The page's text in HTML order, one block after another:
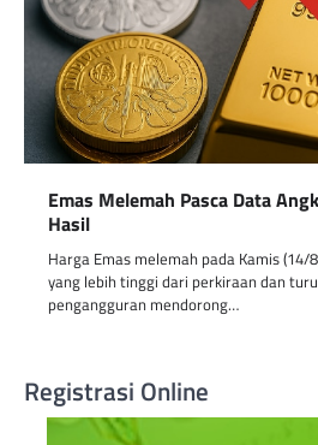
Emas Melemah Pasca Data
Hasil
Harga Emas melemah pada Kamis (14/
yang lebih tinggi dari perkiraan dan
pengangguran mendorong…
Registrasi Online